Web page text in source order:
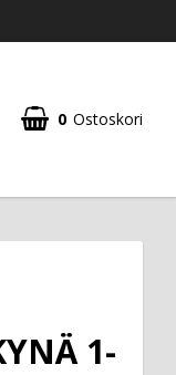
0 Ostoskori
1-